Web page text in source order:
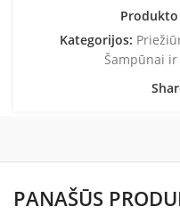
Kategorijos:
Šampūnai
PANAŠŪS